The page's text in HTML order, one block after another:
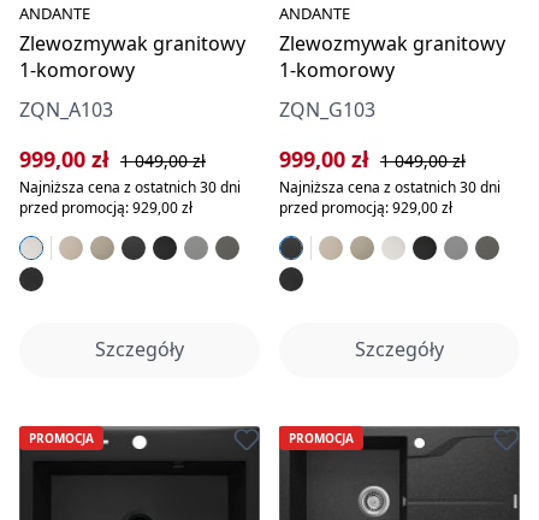
ANDANTE
Zlewozmywak granitowy
1-komorowy
ZQN_A103
Cena sprzedaży:
999,00 zł Cena regularna:
1 049,00 zł
Najniższa cena z ostatnich 30 dni
przed promocją: 929,00 zł
Szczegóły
ANDANTE
Zlewozmywak granitowy
1-komorowy
ZQN_G103
Cena sprzedaży:
999,00 zł Cena regularna:
1 049,00 zł
Najniższa cena z ostatnich 30 dni
przed promocją: 929,00 zł
Szczegóły
PROMOCJA PROMOCJA